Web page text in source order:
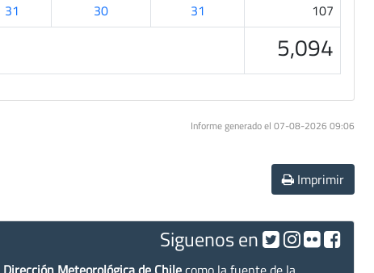
31 30 31 107
5,094
Informe generado el 07-08-2026 09:06
Imprimir
Siguenos en